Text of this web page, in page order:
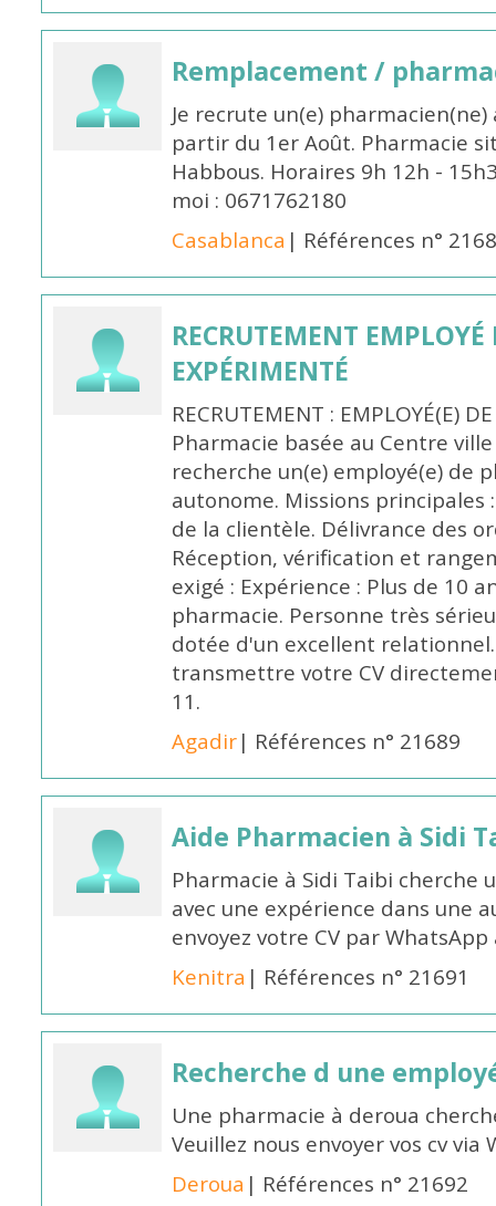
Remplacement /
Je recrute un(e)
partir du 1er Août. Pharmacie
Habbous. Horaires 9h 12h -
moi : 0671762180
Casablanca | Références n°
RECRUTEMENT
EXPÉRIMENTÉ
RECRUTEMENT : EMPLOYÉ(E)
Pharmacie basée au Centre ville
recherche un(e) employé(e) de
autonome. Missions principales
de la clientèle. Délivrance des
Réception, vérification et
exigé : Expérience : Plus de 10
pharmacie. Personne très
dotée d'un excellent
transmettre votre CV
11.
Agadir| Références n° 21689
Aide Pharmacien à Sidi
Pharmacie à Sidi Taibi cherche
avec une expérience dans une
envoyez votre CV par
Kenitra | Références n° 21691
Recherche d une
Une pharmacie à deroua
Veuillez nous envoyer vos cv via
Deroua | Références n° 21692